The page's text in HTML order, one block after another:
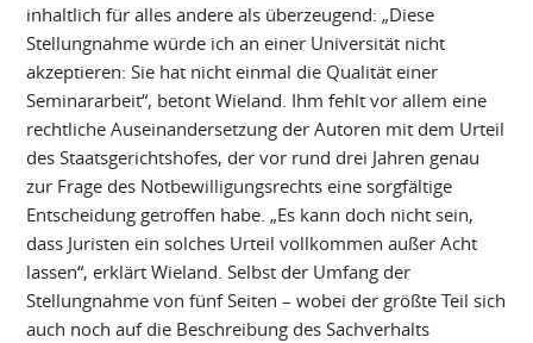
inhaltlich für alles andere als überzeugend: „Diese
Stellungnahme würde ich an einer Universität nicht
akzeptieren: Sie hat nicht einmal die Qualität einer
Seminararbeit“, betont Wieland. Ihm fehlt vor allem eine
rechtliche Auseinandersetzung der Autoren mit dem Urteil
des Staatsgerichtshofes, der vor rund drei Jahren genau
zur Frage des Notbewilligungsrechts eine sorgfältige
Entscheidung getroffen habe. „Es kann doch nicht sein,
dass Juristen ein solches Urteil vollkommen außer Acht
lassen“, erklärt Wieland. Selbst der Umfang der
Stellungnahme von fünf Seiten – wobei der größte Teil sich
auch noch auf die Beschreibung des Sachverhalts